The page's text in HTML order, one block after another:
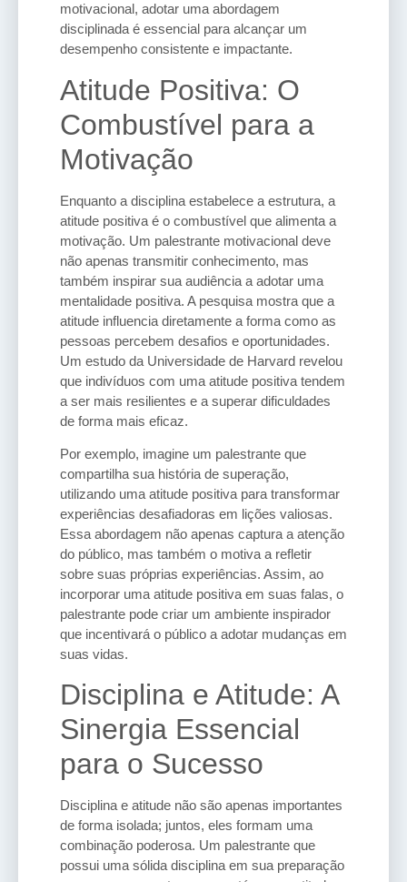
motivacional, adotar uma abordagem
disciplinada é essencial para alcançar um
desempenho consistente e impactante.
Atitude Positiva: O
Combustível para a
Motivação
Enquanto a disciplina estabelece a estrutura, a
atitude positiva é o combustível que alimenta a
motivação. Um palestrante motivacional deve
não apenas transmitir conhecimento, mas
também inspirar sua audiência a adotar uma
mentalidade positiva. A pesquisa mostra que a
atitude influencia diretamente a forma como as
pessoas percebem desafios e oportunidades.
Um estudo da Universidade de Harvard revelou
que indivíduos com uma atitude positiva tendem
a ser mais resilientes e a superar dificuldades
de forma mais eficaz.
Por exemplo, imagine um palestrante que
compartilha sua história de superação,
utilizando uma atitude positiva para transformar
experiências desafiadoras em lições valiosas.
Essa abordagem não apenas captura a atenção
do público, mas também o motiva a refletir
sobre suas próprias experiências. Assim, ao
incorporar uma atitude positiva em suas falas, o
palestrante pode criar um ambiente inspirador
que incentivará o público a adotar mudanças em
suas vidas.
Disciplina e Atitude: A
Sinergia Essencial
para o Sucesso
Disciplina e atitude não são apenas importantes
de forma isolada; juntos, eles formam uma
combinação poderosa. Um palestrante que
possui uma sólida disciplina em sua preparação